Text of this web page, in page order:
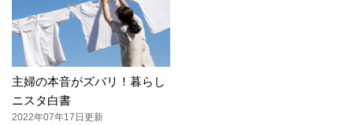
主婦の本音がズバリ！暮らし
ニスタ白書
2022年07年17日更新